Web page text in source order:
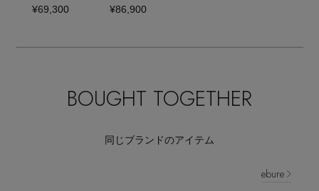
¥69,300 ¥86,900
BOUGHT TOGETHER
同じブランドのアイテム
ebure